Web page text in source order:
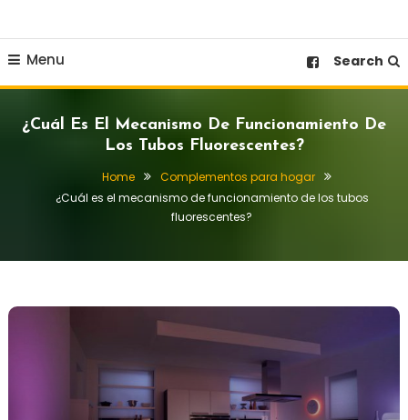
Menu Search
¿Cuál Es El Mecanismo De Funcionamiento De
Los Tubos Fluorescentes?
Home
Complementos para hogar
¿Cuál es el mecanismo de funcionamiento de los tubos
fluorescentes?